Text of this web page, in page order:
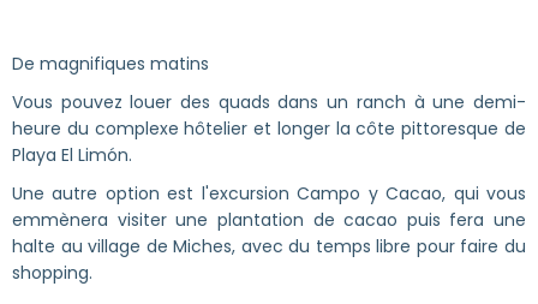
De magnifiques matins
Vous pouvez louer des quads dans un ranch à une demi-
heure du complexe hôtelier et longer la côte pittoresque de
Playa El Limón.
Une autre option est l'excursion Campo y Cacao, qui vous
emmènera visiter une plantation de cacao puis fera une
halte au village de Miches, avec du temps libre pour faire du
shopping.